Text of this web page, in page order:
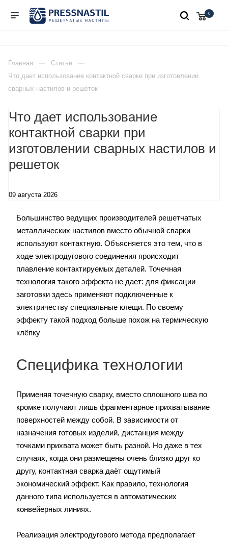
0
Главная
Статьи
Что дает использование контактной сварки при изготовлении
сварных настилов и решеток
Что дает использование
контактной сварки при
изготовлении сварных настилов и
решеток
09 августа 2026
Большинство ведущих производителей решетчатых
металлических настилов вместо обычной сварки
используют контактную. Объясняется это тем, что в
ходе электродугового соединения происходит
плавление контактируемых деталей. Точечная
технология такого эффекта не дает: для фиксации
заготовки здесь применяют подключенные к
электричеству специальные клещи. По своему
эффекту такой подход больше похож на термическую
клёпку
Специфика технологии
Применяя точечную сварку, вместо сплошного шва по
кромке получают лишь фрагментарное прихватывание
поверхностей между собой. В зависимости от
назначения готовых изделий, дистанция между
точками прихвата может быть разной. Но даже в тех
случаях, когда они размещены очень близко друг ко
другу, контактная сварка даёт ощутимый
экономический эффект. Как правило, технология
данного типа используется в автоматических
конвейерных линиях.
Реализация электродугового метода предполагает